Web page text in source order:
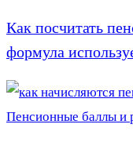
Как посчитать
формула
Пенсионные баллы и